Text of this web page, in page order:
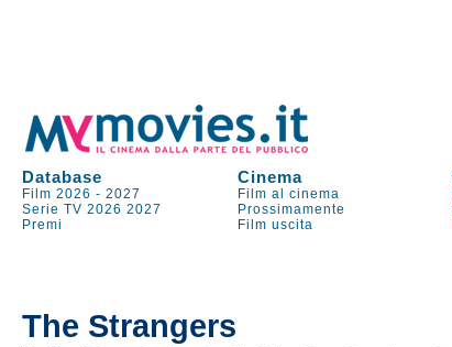
Database Cinema
Film 2026 -2027 Film al cinema
Serie TV 2026 2027 Prossimamente
Premi
Film uscita
The Strangers